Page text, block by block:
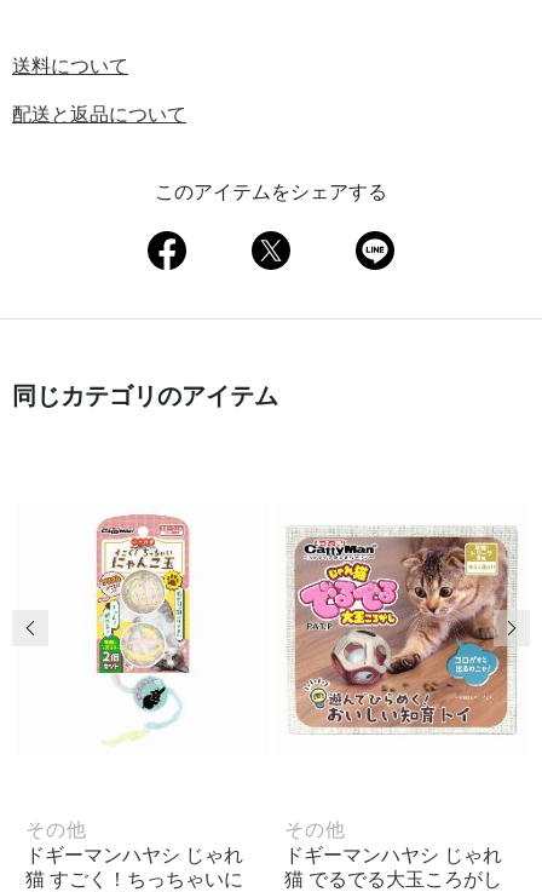
送料について
配送と返品について
このアイテムをシェアする
同じカテゴリのアイテム
その他
ドギーマンハヤシ じゃれ
猫 すごく！ちっちゃいに
その他
ドギーマンハヤシ じゃれ
猫 でるでる大玉ころがし
前の画像 次